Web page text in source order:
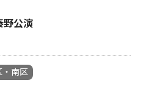
野公演
・南区